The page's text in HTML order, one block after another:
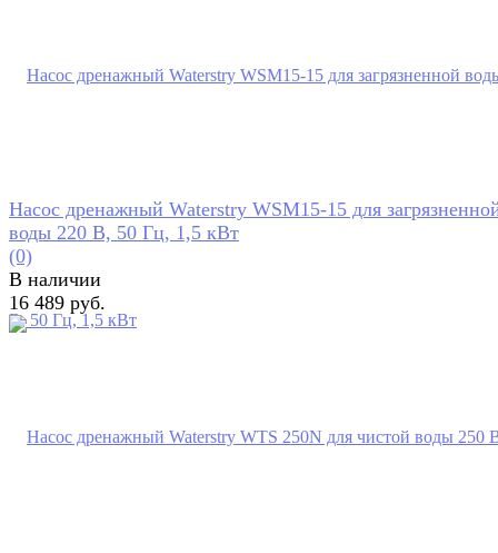
Насос дренажный Waterstry WSM15-15 для
воды 220 В, 50 Гц, 1,5 кВт
(0)
В наличии
16 489 руб.